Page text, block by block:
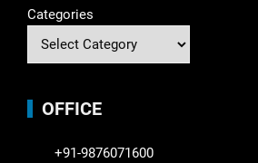
Categories
OFFICE
+91-9876071600